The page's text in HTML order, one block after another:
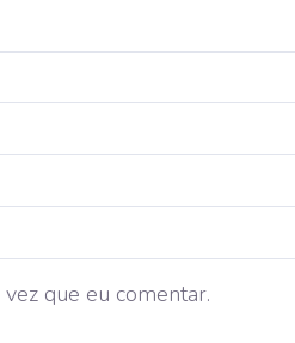
que eu comentar.